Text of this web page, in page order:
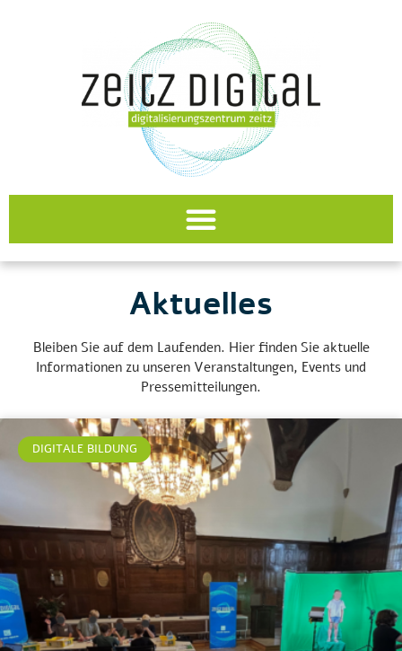
Aktuelles
Bleiben Sie auf dem Laufenden. Hier finden Sie aktuelle
Informationen zu unseren Veranstaltungen, Events und
Pressemitteilungen.
DIGITALE BILDUNG